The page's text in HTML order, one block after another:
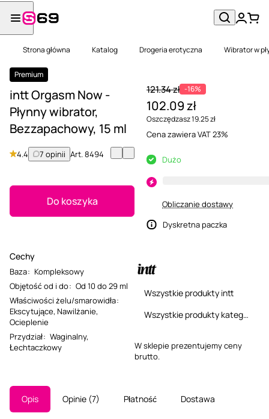
Strona główna Katalog Drogeria erotyczna Wibrator w
Premium
intt Orgasm Now -
Płynny wibrator,
Bezzapachowy, 15 ml
4.4 7 opinii Art.8494
Do koszyka
Cechy
Baza: Kompleksowy
Objętość od i do: Od 10 do 29 ml
Właściwości żelu/smarowidła:
Ekscytujące, Nawilżanie,
Ocieplenie
Przydział: Waginalny,
Łechtaczkowy
121.34 zł -16%
102.09 zł
Oszczędzasz 19.25 zł
Cena zawiera VAT 23%
Dużo
Obliczanie dostawy
Dyskretna paczka
Wszystkie produkty intt
Wszystkie produkty kategorii
W sklepie prezentujemy ceny
brutto.
Opis Opinie 7 Płatność Dostawa